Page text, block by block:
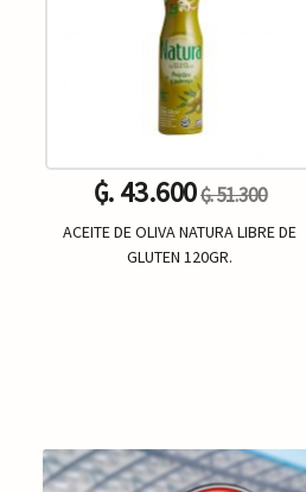
₲. 43.600₲. 51.300
ACEITE DE OLIVA NATURA LIBRE DE
GLUTEN 120GR.